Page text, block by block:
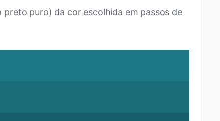
puro) da cor escolhida em passos de